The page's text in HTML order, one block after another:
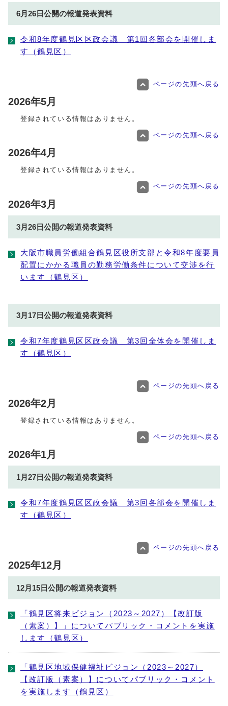
6月26日公開の報道発表資料
令和8年度鶴見区区政会議 第1回各部会を開催しま
す（鶴見区）
ページの先頭へ戻る
2026年5月
登録されている情報はありません。
ページの先頭へ戻る
2026年4月
登録されている情報はありません。
ページの先頭へ戻る
2026年3月
3月26日公開の報道発表資料
大阪市職員労働組合鶴見区役所支部と令和8年度要員
配置にかかる職員の勤務労働条件について交渉を行
います（鶴見区）
3月17日公開の報道発表資料
令和7年度鶴見区区政会議 第3回全体会を開催しま
す（鶴見区）
ページの先頭へ戻る
2026年2月
登録されている情報はありません。
ページの先頭へ戻る
2026年1月
1月27日公開の報道発表資料
令和7年度鶴見区区政会議 第3回各部会を開催しま
す（鶴見区）
ページの先頭へ戻る
2025年12月
12月15日公開の報道発表資料
「鶴見区将来ビジョン（2023～2027）【改訂版
（素案）】」についてパブリック・コメントを実施
します（鶴見区）
「鶴見区地域保健福祉ビジョン（2023～2027）
【改訂版（素案）】についてパブリック・コメント
を実施します（鶴見区）